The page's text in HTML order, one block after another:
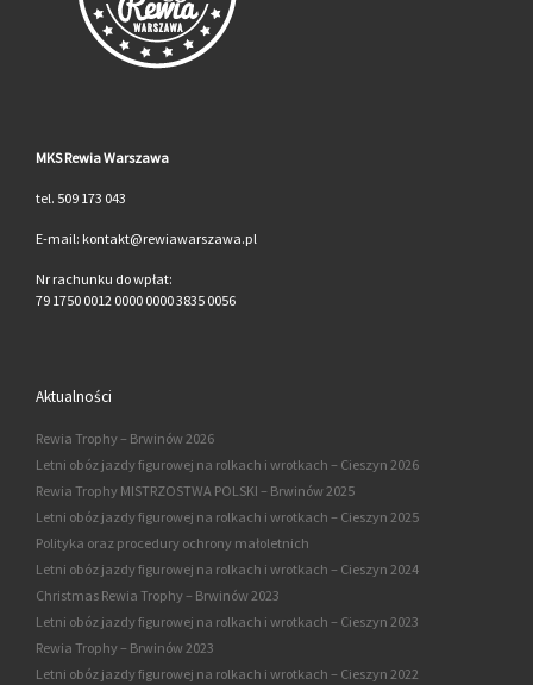
MKS Rewia Warszawa
tel. 509 173 043
E-mail: kontakt@rewiawarszawa.pl
Nr rachunku do wpłat:
79 1750 0012 0000 0000 3835 0056
Aktualności
Rewia Trophy – Brwinów 2026
Letni obóz jazdy figurowej na rolkach i wrotkach – Cieszyn 2026
Rewia Trophy MISTRZOSTWA POLSKI – Brwinów 2025
Letni obóz jazdy figurowej na rolkach i wrotkach – Cieszyn 2025
Polityka oraz procedury ochrony małoletnich
Letni obóz jazdy figurowej na rolkach i wrotkach – Cieszyn 2024
Christmas Rewia Trophy – Brwinów 2023
Letni obóz jazdy figurowej na rolkach i wrotkach – Cieszyn 2023
Rewia Trophy – Brwinów 2023
Letni obóz jazdy figurowej na rolkach i wrotkach – Cieszyn 2022